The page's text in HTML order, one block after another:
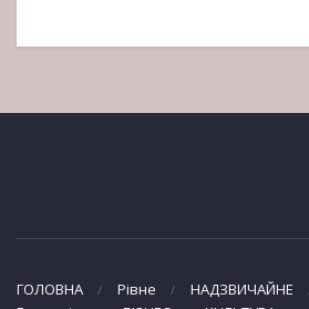
ГОЛОВНА Рівне НАДЗВИЧАЙНЕ